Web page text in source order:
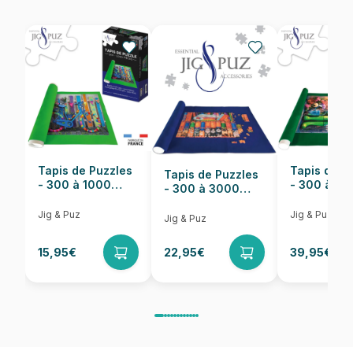
EAN 5904438200276
Nombre de pièces 2000 pièces
Dimensions 92 x 68 cm
Tapis de Puzzles
- 300 à 1000
Jig & Puz
15,95€
Tapis de Puzzles
- 300 à 3000
Jig & Puz
22,95€
Tapis de
- 300 à
Jig & Puz
39,95€